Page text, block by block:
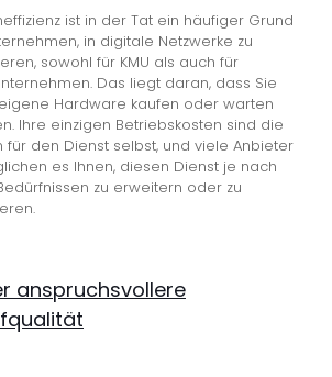
ist in der Tat ein häufiger Grund
in digitale Netzwerke zu
sowohl für KMU als auch für
Das liegt daran, dass Sie
Hardware kaufen oder warten
Ihre einzigen Betriebskosten sind die
für den Dienst selbst, und viele Anbieter
es Ihnen, diesen Dienst je nach
zu erweitern oder zu
anspruchsvollere